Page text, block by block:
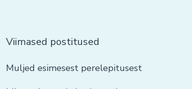
Viimased postitused
Muljed esimesest perelepitusest